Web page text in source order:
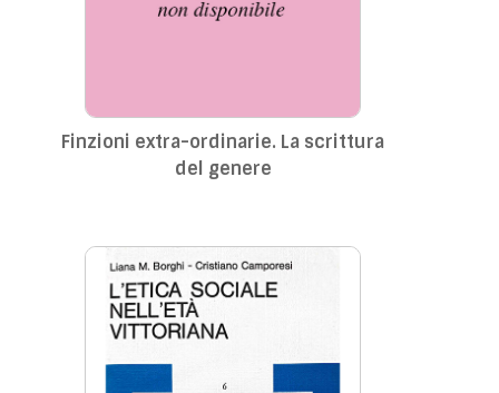
Finzioni extra-ordinarie. La scrittura
del genere